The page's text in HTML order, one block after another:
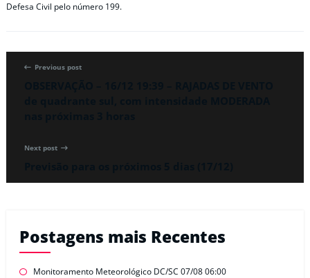
Defesa Civil pelo número 199.
Previous post
Next post
Postagens mais Recentes
Monitoramento Meteorológico DC/SC 07/08 06:00